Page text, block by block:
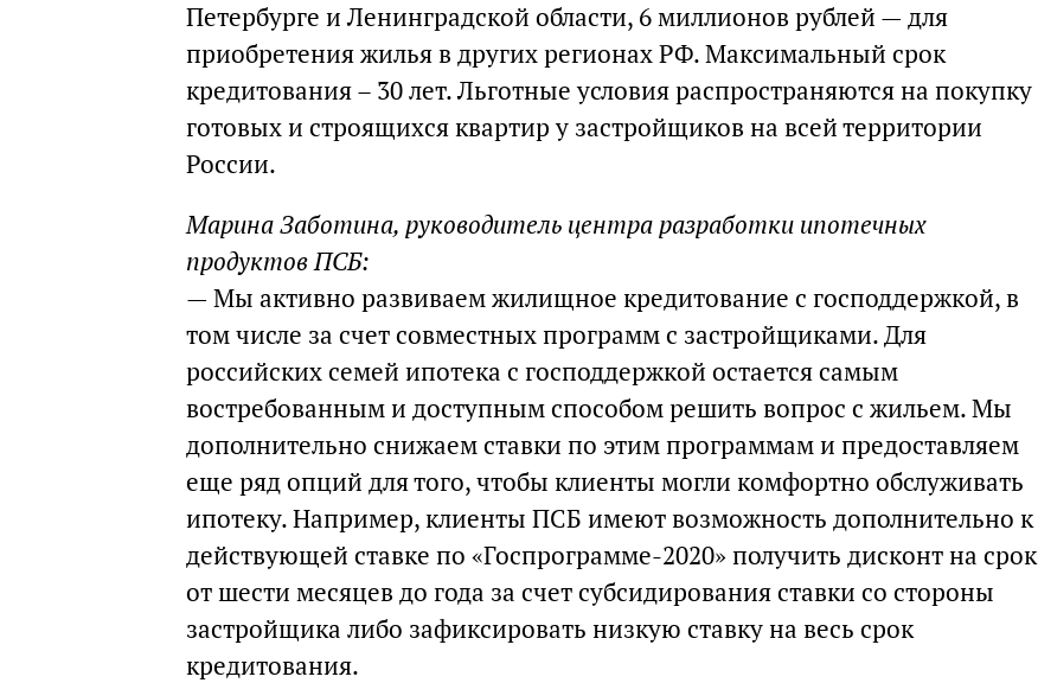
Петербурге и Ленинградской области, 6 миллионов рублей — для
приобретения жилья в других регионах РФ. Максимальный срок
кредитования – 30 лет. Льготные условия распространяются на покупку
готовых и строящихся квартир у застройщиков на всей территории
России.
Марина Заботина, руководитель центра разработки ипотечных
продуктов ПСБ:
— Мы активно развиваем жилищное кредитование с господдержкой, в
том числе за счет совместных программ с застройщиками. Для
российских семей ипотека с господдержкой остается самым
востребованным и доступным способом решить вопрос с жильем. Мы
дополнительно снижаем ставки по этим программам и предоставляем
еще ряд опций для того, чтобы клиенты могли комфортно обслуживать
ипотеку. Например, клиенты ПСБ имеют возможность дополнительно к
действующей ставке по «Госпрограмме-2020» получить дисконт на срок
от шести месяцев до года за счет субсидирования ставки со стороны
застройщика либо зафиксировать низкую ставку на весь срок
кредитования.